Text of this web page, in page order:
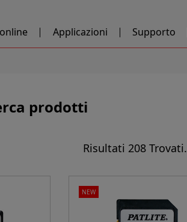
Applicazioni Supporto
prodotti
Risultati 208 Trovati.
NEW